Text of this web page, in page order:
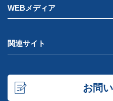
WEBメディア
関連サイト
お問